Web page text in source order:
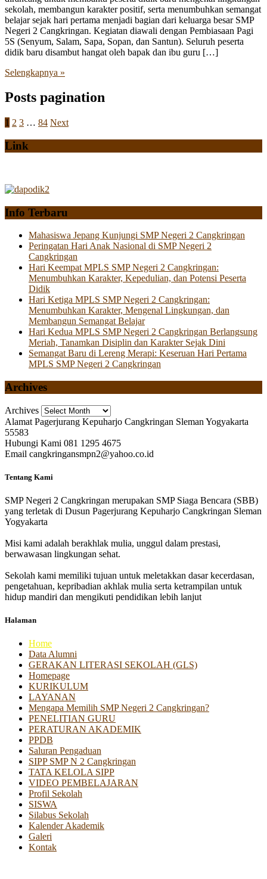
sekolah, membangun karakter positif, serta menumbuhkan semangat
belajar sejak hari pertama menjadi bagian dari keluarga besar SMP
Negeri 2 Cangkringan. Kegiatan diawali dengan Pembiasaan Pagi
5S (Senyum, Salam, Sapa, Sopan, dan Santun). Seluruh peserta
didik baru disambut hangat oleh bapak dan ibu guru […]
Selengkapnya »
Posts pagination
1 2 3 … 84 Next
Link
Info Terbaru
Mahasiswa Jepang Kunjungi SMP Negeri 2 Cangkringan
Peringatan Hari Anak Nasional di SMP Negeri 2
Cangkringan
Hari Keempat MPLS SMP Negeri 2 Cangkringan:
Menumbuhkan Karakter, Kepedulian, dan Potensi Peserta
Didik
Hari Ketiga MPLS SMP Negeri 2 Cangkringan:
Menumbuhkan Karakter, Mengenal Lingkungan, dan
Membangun Semangat Belajar
Hari Kedua MPLS SMP Negeri 2 Cangkringan Berlangsung
Meriah, Tanamkan Disiplin dan Karakter Sejak Dini
Semangat Baru di Lereng Merapi: Keseruan Hari Pertama
MPLS SMP Negeri 2 Cangkringan
Archives
Archives
Alamat Pagerjurang Kepuharjo Cangkringan Sleman Yogyakarta
55583
Hubungi Kami 081 1295 4675
Email cangkringansmpn2@yahoo.co.id
Tentang Kami
SMP Negeri 2 Cangkringan merupakan SMP Siaga Bencara (SBB)
yang terletak di Dusun Pagerjurang Kepuharjo Cangkringan Sleman
Yogyakarta
Misi kami adalah berakhlak mulia, unggul dalam prestasi,
berwawasan lingkungan sehat.
Sekolah kami memiliki tujuan untuk meletakkan dasar kecerdasan,
pengetahuan, kepribadian akhlak mulia serta ketrampilan untuk
hidup mandiri dan mengikuti pendidikan lebih lanjut
Halaman
Home
Data Alumni
GERAKAN LITERASI SEKOLAH (GLS)
Homepage
KURIKULUM
LAYANAN
Mengapa Memilih SMP Negeri 2 Cangkringan?
PENELITIAN GURU
PERATURAN AKADEMIK
PPDB
Saluran Pengaduan
SIPP SMP N 2 Cangkringan
TATA KELOLA SIPP
VIDEO PEMBELAJARAN
Profil Sekolah
SISWA
Silabus Sekolah
Kalender Akademik
Galeri
Kontak